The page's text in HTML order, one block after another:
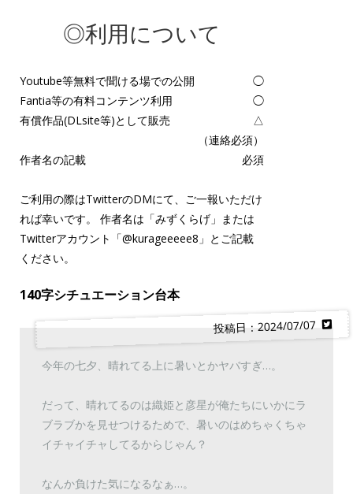
◎利用について
Youtube等無料で聞ける場での公開
◯
Fantia等の有料コンテンツ利用
◯
有償作品(DLsite等)として販売
△
（連絡必須）
作者名の記載
必須
ご利用の際はTwitterのDMにて、ご一報いただけ
れば幸いです。 作者名は「みずくらげ」または
Twitterアカウント「@kurageeeee8 」とご記載
ください。
140字シチュエーション台本
投稿日：2024/07/07
今年の七夕、晴れてる上に暑いとかヤバすぎ…。
だって、晴れてるのは織姫と彦星が俺たちにいかにラ
ブラブかを見せつけるためで、暑いのはめちゃくちゃ
イチャイチャしてるからじゃん？
なんか負けた気になるなぁ…。